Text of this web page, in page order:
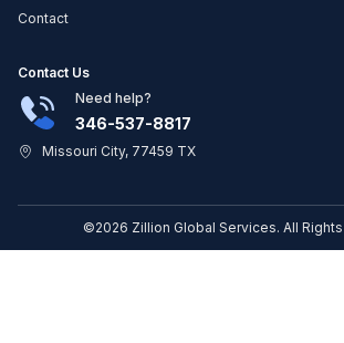
Contact
Contact Us
Need help?
346-537-8817
Missouri City, 77459 TX
©2026 Zillion Global Services. All